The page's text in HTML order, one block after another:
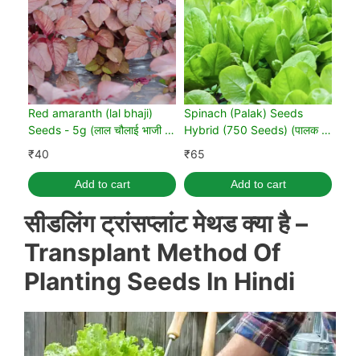
Red amaranth (lal bhaji)
Seeds - 5g (लाल चौलाई भाजी के
बीज)
₹40
Add to cart
Spinach (Palak) Seeds
Hybrid (750 Seeds) (पालक के
बीज)
₹65
Add to cart
सीडलिंग ट्रांसप्लांट मेथड क्या है –
Transplant Method Of
Planting Seeds In Hindi